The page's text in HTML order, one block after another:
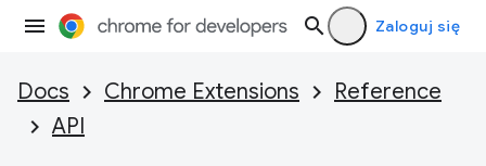
Zaloguj się
Docs Chrome Extensions
Reference
API